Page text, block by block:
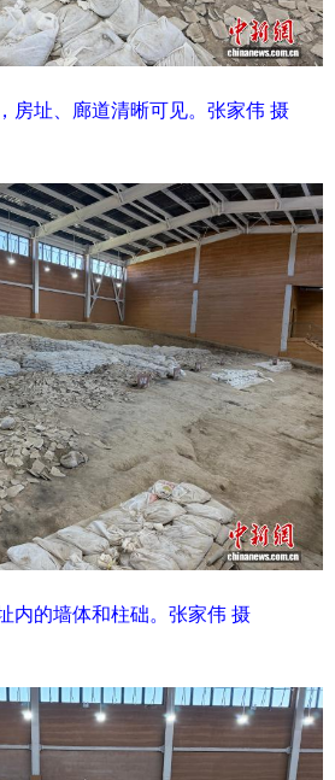
房址、廊道清晰可见。张家伟 摄
内的墙体和柱础。张家伟 摄